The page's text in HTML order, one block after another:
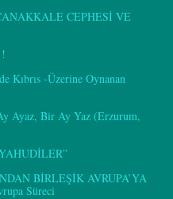
CEPHESİ VE
Kıbrıs -Üzerine Oynanan
Ayaz, Bir Ay Yaz (Erzurum,
BİRLEŞİK AVRUPA’YA
Süreci